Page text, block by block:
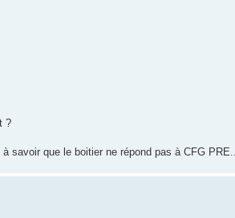
?
savoir que le boitier ne répond pas à CFG PRE...